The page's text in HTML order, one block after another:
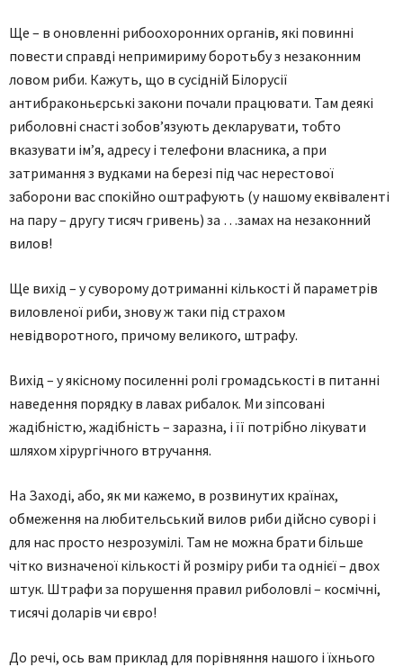
Ще – в оновленні рибоохоронних органів, які повинні
повести справді непримириму боротьбу з незаконним
ловом риби. Кажуть, що в сусідній Білорусії
антибраконьєрські закони почали працювати. Там деякі
риболовні снасті зобов’язують декларувати, тобто
вказувати ім’я, адресу і телефони власника, а при
затримання з вудками на березі під час нерестової
заборони вас спокійно оштрафують (у нашому еквіваленті
на пару – другу тисяч гривень) за …замах на незаконний
вилов!
Ще вихід – у суворому дотриманні кількості й параметрів
виловленої риби, знову ж таки під страхом
невідворотного, причому великого, штрафу.
Вихід – у якісному посиленні ролі громадськості в питанні
наведення порядку в лавах рибалок. Ми зіпсовані
жадібністю, жадібність – заразна, і її потрібно лікувати
шляхом хірургічного втручання.
На Заході, або, як ми кажемо, в розвинутих країнах,
обмеження на любительський вилов риби дійсно суворі і
для нас просто незрозумілі. Там не можна брати більше
чітко визначеної кількості й розміру риби та однієї – двох
штук. Штрафи за порушення правил риболовлі – космічні,
тисячі доларів чи євро!
До речі, ось вам приклад для порівняння нашого і їхнього